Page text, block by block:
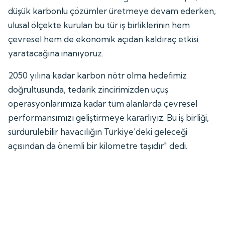
düşük karbonlu çözümler üretmeye devam ederken,
ulusal ölçekte kurulan bu tür iş birliklerinin hem
çevresel hem de ekonomik açıdan kaldıraç etkisi
yaratacağına inanıyoruz.
2050 yılına kadar karbon nötr olma hedefimiz
doğrultusunda, tedarik zincirimizden uçuş
operasyonlarımıza kadar tüm alanlarda çevresel
performansımızı geliştirmeye kararlıyız. Bu iş birliği,
sürdürülebilir havacılığın Türkiye'deki geleceği
açısından da önemli bir kilometre taşıdır" dedi.